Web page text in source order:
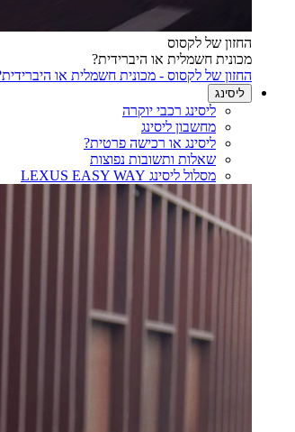
החזון של לקסוס
מכונית חשמלית או היברידית?
החזון של לקסוס - מכונית חשמלית או
ליסינג
ליסינג רכבי יוקרה
מחשבון ליסינג
ליסינג או רכישה פרטית?
שאלות ותשובות נפוצות
מסלול ליסינג LEXUS EASY WAY